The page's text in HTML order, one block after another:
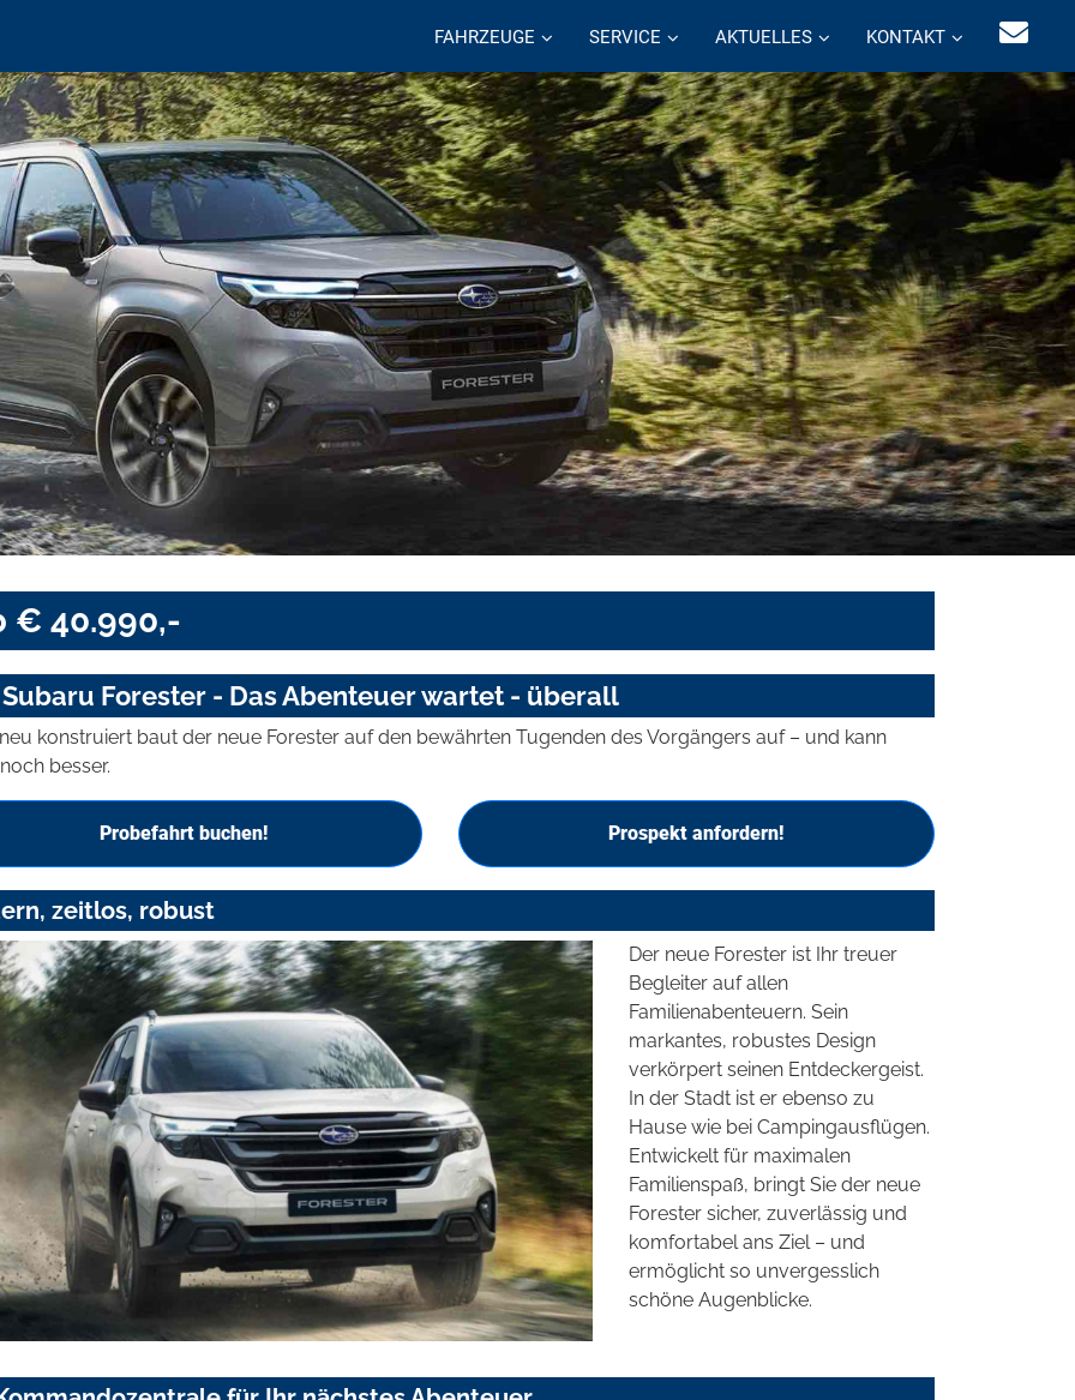
FAHRZEUGE SERVICE AKTUELLES KONTAKT
€ 40.990,-
Forester - Das Abenteuer wartet - überall
konstruiert baut der neue Forester auf den bewährten Tugenden des Vorgängers auf – und kann
besser.
Probefahrt buchen! Prospekt anfordern!
zeitlos, robust
Der neue Forester ist Ihr treuer
Begleiter auf allen
Familienabenteuern. Sein
markantes, robustes Design
verkörpert seinen Entdeckergeist.
In der Stadt ist er ebenso zu
Hause wie bei Campingausflügen.
Entwickelt für maximalen
Familienspaß, bringt Sie der neue
Forester sicher, zuverlässig und
komfortabel ans Ziel – und
ermöglicht so unvergesslich
schöne Augenblicke.